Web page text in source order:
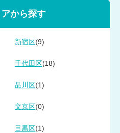
から探す
新宿区 (9)
千代田区 (18)
品川区 (1)
文京区 (0)
目黒区 (1)